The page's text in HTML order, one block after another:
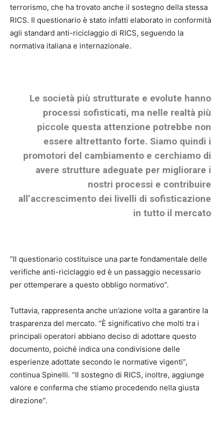
terrorismo, che ha trovato anche il sostegno della stessa
RICS. Il questionario è stato infatti elaborato in conformità
agli standard anti-riciclaggio di RICS, seguendo la
normativa italiana e internazionale.
Le società più strutturate e evolute hanno
processi sofisticati, ma nelle realtà più
piccole questa attenzione potrebbe non
essere altrettanto forte. Siamo quindi i
promotori del cambiamento e cerchiamo di
avere strutture adeguate per migliorare i
nostri processi e contribuire
all’accrescimento dei livelli di sofisticazione
in tutto il mercato
“Il questionario costituisce una parte fondamentale delle
verifiche anti-riciclaggio ed è un passaggio necessario
per ottemperare a questo obbligo normativo”.
Tuttavia, rappresenta anche un’azione volta a garantire la
trasparenza del mercato. “È significativo che molti tra i
principali operatori abbiano deciso di adottare questo
documento, poiché indica una condivisione delle
esperienze adottate secondo le normative vigenti”,
continua Spinelli. “Il sostegno di RICS, inoltre, aggiunge
valore e conferma che stiamo procedendo nella giusta
direzione”.